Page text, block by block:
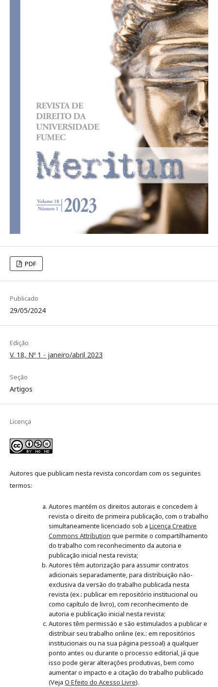
PDF
Publicado
29/05/2024
Edição
V. 18, Nº 1 - janeiro/abril 2023
Seção
Artigos
Licença
Autores que publicam nesta revista concordam com os seguintes
termos:
Autores mantém os direitos autorais e concedem à
revista o direito de primeira publicação, com o trabalho
simultaneamente licenciado sob a Licença Creative
Commons Attribution que permite o compartilhamento
do trabalho com reconhecimento da autoria e
publicação inicial nesta revista;
Autores têm autorização para assumir contratos
adicionais separadamente, para distribuição não-
exclusiva da versão do trabalho publicada nesta
revista (ex.: publicar em repositório institucional ou
como capítulo de livro), com reconhecimento de
autoria e publicação inicial nesta revista;
Autores têm permissão e são estimulados a publicar e
distribuir seu trabalho online (ex.: em repositórios
institucionais ou na sua página pessoal) a qualquer
ponto antes ou durante o processo editorial, já que
isso pode gerar alterações produtivas, bem como
aumentar o impacto e a citação do trabalho publicado
(Veja O Efeito do Acesso Livre).